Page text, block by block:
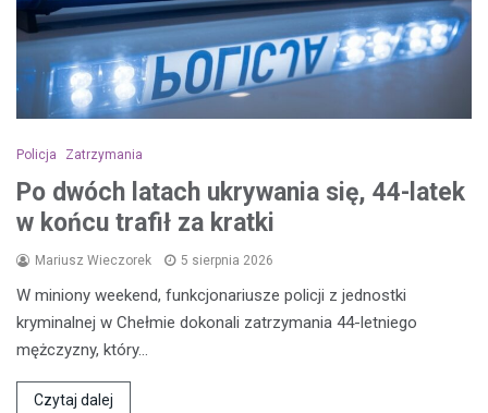
Policja Zatrzymania
Po dwóch latach ukrywania się, 44-latek
w końcu trafił za kratki
Mariusz Wieczorek 5 sierpnia 2026
W miniony weekend, funkcjonariusze policji z jednostki
kryminalnej w Chełmie dokonali zatrzymania 44-letniego
mężczyzny, który…
Czytaj dalej